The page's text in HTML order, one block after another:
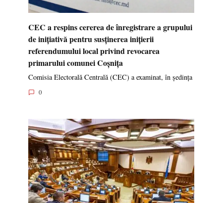
CEC a respins cererea de înregistrare a grupului
de inițiativă pentru susținerea inițierii
referendumului local privind revocarea
primarului comunei Coșnița
Comisia Electorală Centrală (CEC) a examinat, în ședința
0